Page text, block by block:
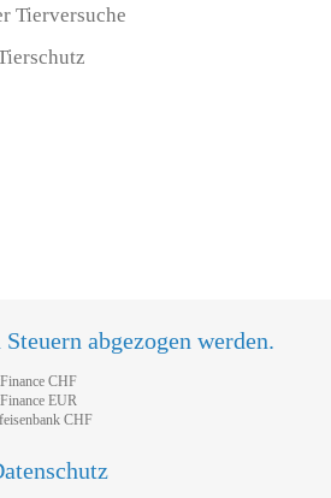
Tierversuche
abgezogen werden.
CHF
EUR
CHF